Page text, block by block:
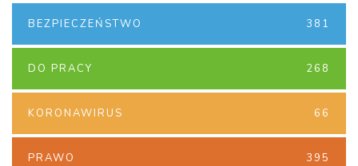
BEZPIECZEŃSTWO 381
DO PRACY 268
KORONAWIRUS 66
PRAWO 395